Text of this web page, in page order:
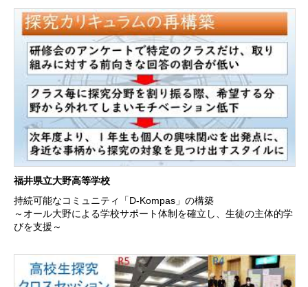
福井県立大野高等学校
持続可能なコミュニティ「D-Kompas」の構築
～オール大野による学校サポート体制を確立し、生徒の主体的学
びを支援～